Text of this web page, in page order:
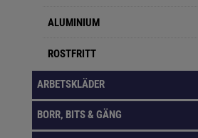
ALUMINIUM
ROSTFRITT
ARBETSKLÄDER
BORR, BITS & GÄNG